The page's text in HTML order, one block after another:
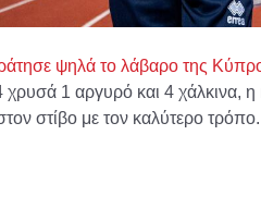
ψηλά το λάβαρο της
χρυσά 1 αργυρό και 4 χάλκινα,
στίβο με τον καλύτερο τρόπο.